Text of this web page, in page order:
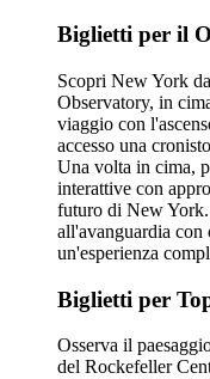
Biglietti per il
Scopri New York
Observatory, in
viaggio con
accesso una
Una volta in cima,
interattive con
futuro di New
all'avanguardia
un'esperienza
Biglietti per
Osserva il
del Rockefeller